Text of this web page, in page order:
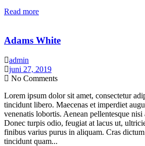
Read more
Adams White
admin
juni 27, 2019
No Comments
Lorem ipsum dolor sit amet, consectetur
tincidunt libero. Maecenas et imperdiet
venenatis lobortis. Aenean pellentesque
Donec turpis odio, feugiat at lacus ut,
finibus varius purus in aliquam. Cras
tincidunt quam...